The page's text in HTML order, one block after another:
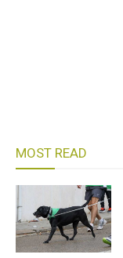
MOST READ